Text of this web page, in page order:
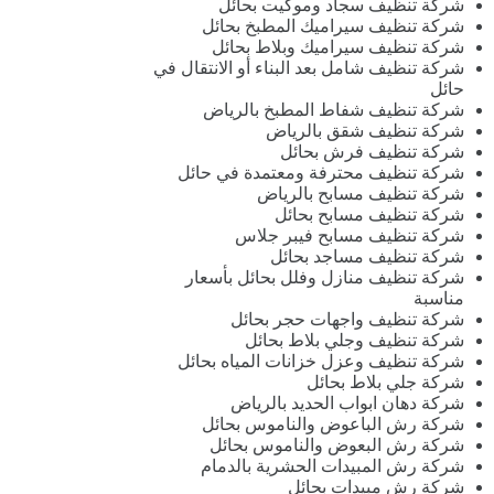
شركة تنظيف سجاد وموكيت بحائل
شركة تنظيف سيراميك المطبخ بحائل
شركة تنظيف سيراميك وبلاط بحائل
شركة تنظيف شامل بعد البناء أو الانتقال في
حائل
شركة تنظيف شفاط المطبخ بالرياض
شركة تنظيف شقق بالرياض
شركة تنظيف فرش بحائل
شركة تنظيف محترفة ومعتمدة في حائل
شركة تنظيف مسابح بالرياض
شركة تنظيف مسابح بحائل
شركة تنظيف مسابح فيبر جلاس
شركة تنظيف مساجد بحائل
شركة تنظيف منازل وفلل بحائل بأسعار
مناسبة
شركة تنظيف واجهات حجر بحائل
شركة تنظيف وجلي بلاط بحائل
شركة تنظيف وعزل خزانات المياه بحائل
شركة جلي بلاط بحائل
شركة دهان ابواب الحديد بالرياض
شركة رش الباعوض والناموس بحائل
شركة رش البعوض والناموس بحائل
شركة رش المبيدات الحشرية بالدمام
شركة رش مبيدات بحائل